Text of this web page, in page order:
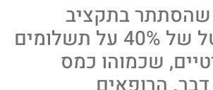
בתקציב
המדינה: היטל של 40% על תשלומים
שכמוהו כמס